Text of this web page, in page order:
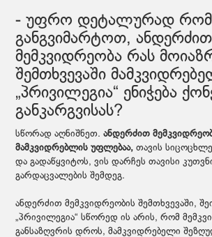
- უფრო დეტალურად რომ
განგვიმარტოთ, ანდერძით
მემკვიდრეობა რას
შემთხვევაში
„პრივილეგია“ ენიჭება
განკარგვისას?
სწორად აღნიშნეთ.ანდერძით
მამკვიდრებლის უფლებაა, თავის
და გადაწყვიტოს, ვის დარჩეს თავისი
გარდაცვალების შემდეგ.
ანდერძით მემკვიდრეობის შემთხვევაში,
„პრივილეგია“ სწორედ ის არის, რომ
განსაზღვრის დროს, მამკვიდრებელი